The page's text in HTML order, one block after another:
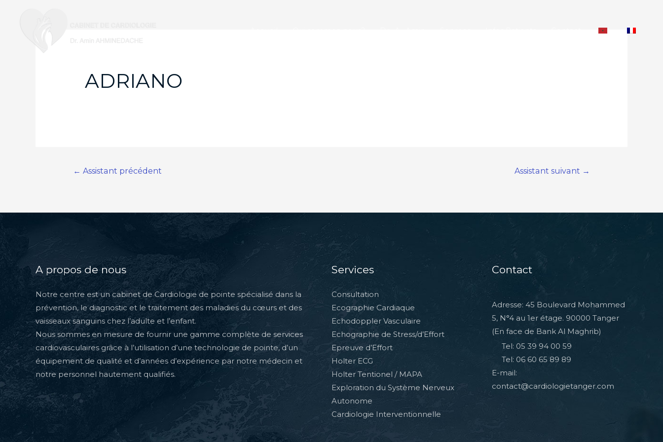
ADRIANO
Navigation
l’article
← Assistant précédent Assistant suivant →
A propos de nous
Notre centre est un cabinet de Cardiologie de pointe spécialisé dans la
prévention, le diagnostic et le traitement des maladies du cœurs et des
vaisseaux sanguins chez l’adulte et l’enfant.
Nous sommes en mesure de fournir une gamme complète de services
cardiovasculaires grâce à l’utilisation d’une technologie de pointe, d’un
équipement de qualité et d’années d’expérience par notre médecin et
notre personnel hautement qualifiés.
Services
Consultation
Ecographie Cardiaque
Echodoppler Vasculaire
Echographie de Stress/d’Effort
Epreuve d’Effort
Holter ECG
Holter Tentionel / MAPA
Exploration du Système Nerveux
Autonome
Cardiologie Interventionnelle
Contact
Adresse: 45 Boulevard Mohammed
5, N°4 au 1er étage. 90000 Tanger
(En face de Bank Al Maghrib)
Tel: 05 39 94 00 59
Tel: 06 60 65 89 89
E-mail:
contact@cardiologietanger.com